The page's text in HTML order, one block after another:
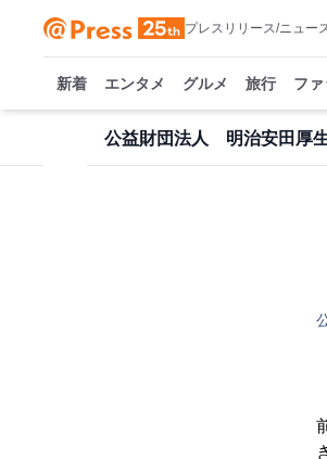
プレスリリース/ニュー
新着 エンタメ グルメ 旅行 フ
公益財団法人 明治安田厚